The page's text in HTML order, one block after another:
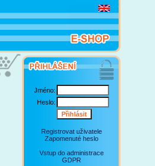
Jméno:
Heslo:
Registrovat uživatele
Zapomenuté heslo
Vstup do administrace
GDPR